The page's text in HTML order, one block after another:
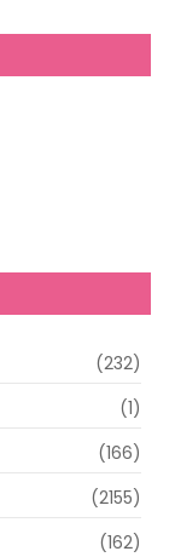
(232)
(1)
(166)
(2155)
(162)